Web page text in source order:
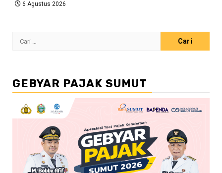
6 Agustus 2026
Cari
GEBYAR PAJAK SUMUT